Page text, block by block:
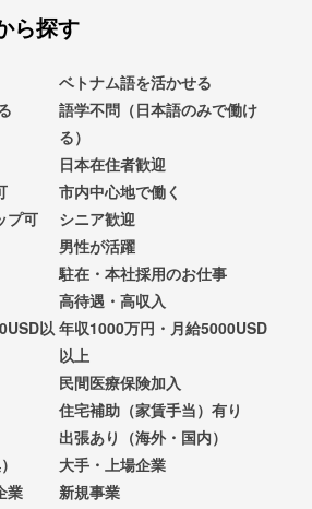
ら探す
ベトナム語を活かせる
語学不問（日本語のみで働け
る）
日本在住者歓迎
市内中心地で働く
プ可
シニア歓迎
男性が活躍
駐在・本社採用のお仕事
高待遇・高収入
以 年収1000万円・月給5000USD
以上
民間医療保険加入
住宅補助（家賃手当）有り
出張あり（海外・国内）
大手・上場企業
業
新規事業